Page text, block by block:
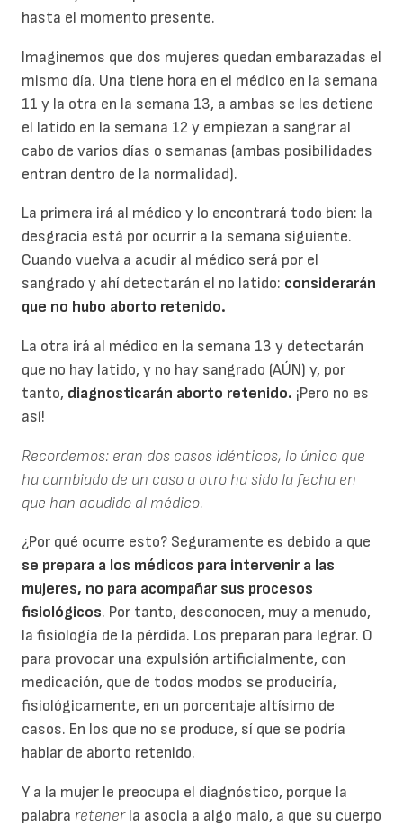
hasta el momento presente.
Imaginemos que dos mujeres quedan embarazadas el
mismo día. Una tiene hora en el médico en la semana
11 y la otra en la semana 13, a ambas se les detiene
el latido en la semana 12 y empiezan a sangrar al
cabo de varios días o semanas (ambas posibilidades
entran dentro de la normalidad).
La primera irá al médico y lo encontrará todo bien: la
desgracia está por ocurrir a la semana siguiente.
Cuando vuelva a acudir al médico será por el
sangrado y ahí detectarán el no latido: considerarán
que no hubo aborto retenido.
La otra irá al médico en la semana 13 y detectarán
que no hay latido, y no hay sangrado (AÚN) y, por
tanto, diagnosticarán aborto retenido. ¡Pero no es
así!
Recordemos: eran dos casos idénticos, lo único que
ha cambiado de un caso a otro ha sido la fecha en
que han acudido al médico.
¿Por qué ocurre esto? Seguramente es debido a que
se prepara a los médicos para intervenir a las
mujeres, no para acompañar sus procesos
fisiológicos. Por tanto, desconocen, muy a menudo,
la fisiología de la pérdida. Los preparan para legrar. O
para provocar una expulsión artificialmente, con
medicación, que de todos modos se produciría,
fisiológicamente, en un porcentaje altísimo de
casos. En los que no se produce, sí que se podría
hablar de aborto retenido.
Y a la mujer le preocupa el diagnóstico, porque la
palabra retenerla asocia a algo malo, a que su cuerpo